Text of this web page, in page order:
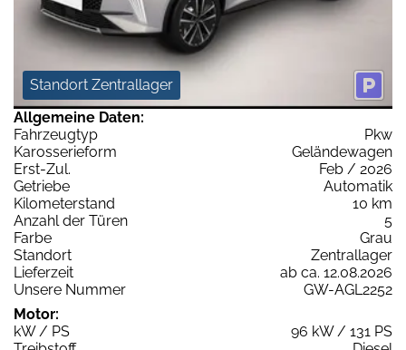
Standort Zentrallager
Allgemeine Daten:
Fahrzeugtyp
Pkw
Karosserieform
Geländewagen
Erst-Zul.
Feb / 2026
Getriebe
Automatik
Kilometerstand
10 km
Anzahl der Türen
5
Farbe
Grau
Standort
Zentrallager
Lieferzeit
ab ca. 12.08.2026
Unsere Nummer
GW-AGL2252
Motor:
kW / PS
96 kW / 131 PS